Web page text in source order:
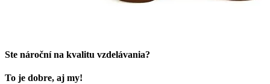
Ste nároční na kvalitu vzdelávania?
To je dobre, aj my!